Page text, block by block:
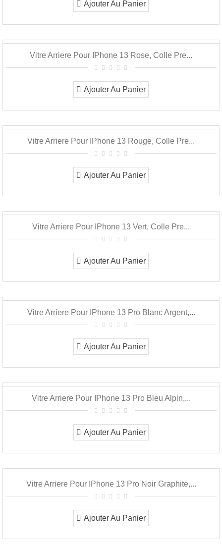
Ajouter Au Panier
Vitre Arriere Pour IPhone 13 Rose, Colle Pre...
Ajouter Au Panier
Vitre Arriere Pour IPhone 13 Rouge, Colle Pre...
Ajouter Au Panier
Vitre Arriere Pour IPhone 13 Vert, Colle Pre...
Ajouter Au Panier
Vitre Arriere Pour IPhone 13 Pro Blanc Argent,...
Ajouter Au Panier
Vitre Arriere Pour IPhone 13 Pro Bleu Alpin,...
Ajouter Au Panier
Vitre Arriere Pour IPhone 13 Pro Noir Graphite,...
Ajouter Au Panier